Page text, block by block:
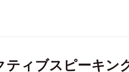
。この設問形式は、以下
ィブスピーキン